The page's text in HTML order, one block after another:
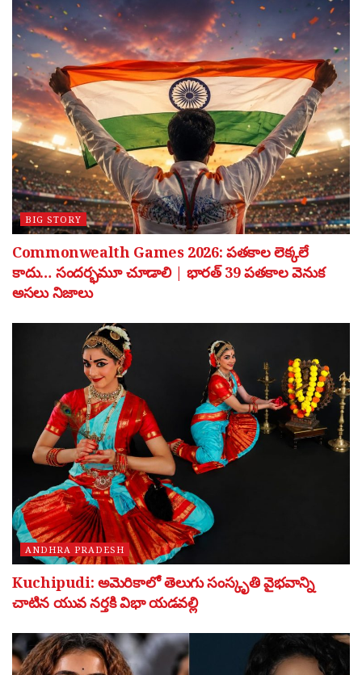
BIG STORY
Commonwealth Games 2026: పతకాల లెక్కలే
కాదు… సందర్భమూ చూడాలి | భారత్ 39 పతకాల వెనుక
అసలు నిజాలు
ANDHRA PRADESH
Kuchipudi: అమెరికాలో తెలుగు సంస్కృతి వైభవాన్ని
చాటిన యువ నర్తకి విభా యడవల్లి